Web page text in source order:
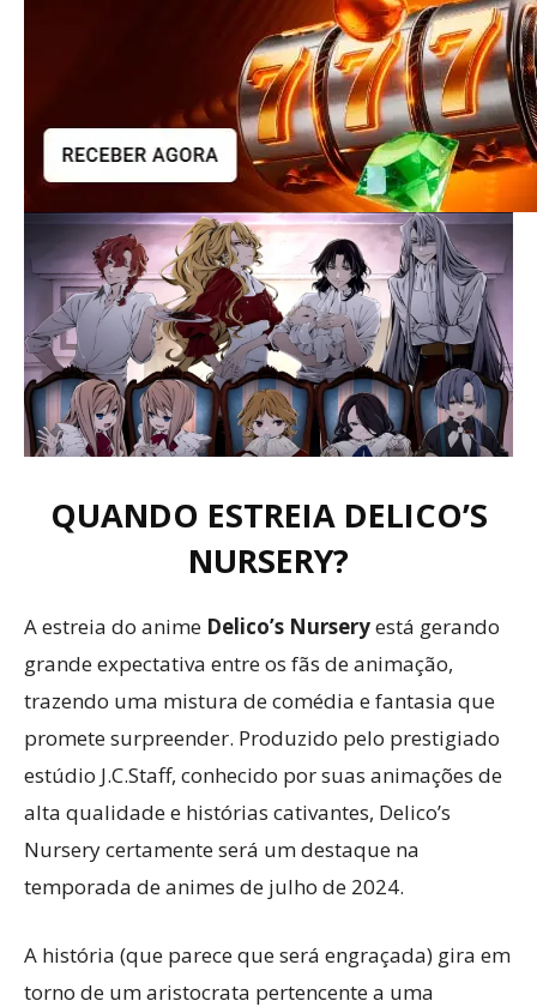
QUANDO ESTREIA DELICO’S
NURSERY?
A estreia do anime Delico’s Nurseryestá gerando
grande expectativa entre os fãs de animação,
trazendo uma mistura de comédia e fantasia que
promete surpreender. Produzido pelo prestigiado
estúdio J.C.Staff, conhecido por suas animações de
alta qualidade e histórias cativantes, Delico’s
Nursery certamente será um destaque na
temporada de animes de julho de 2024.
A história (que parece que será engraçada) gira em
torno de um aristocrata pertencente a uma